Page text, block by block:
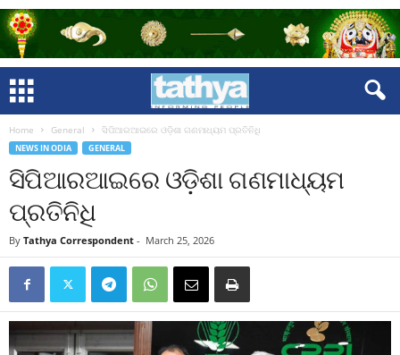
Home General ସିପିଆରଆଇରେ ଓଡ଼ିଶା ଗଣମାଧ୍ୟମ ପ୍ରତିନିଧି
NEWS IN ODIA GENERAL
ସିପିଆରଆଇରେ ଓଡ଼ିଶା ଗଣମାଧ୍ୟମ
ପ୍ରତିନିଧି
By Tathya Correspondent - March 25, 2026